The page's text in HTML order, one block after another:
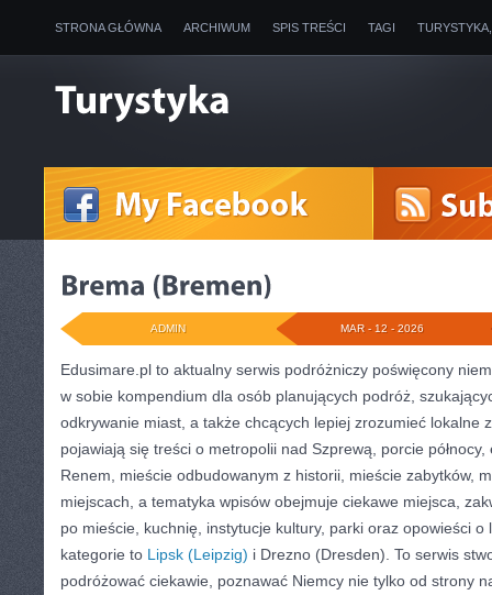
STRONA GŁÓWNA ARCHIWUM SPIS TREŚCI TAGI
MAR - 12 - 2026
ADMIN
Edusimare.pl to aktualny serwis podróżniczy poświęcony
w sobie kompendium dla osób planujących podróż,
odkrywanie miast, a także chcących lepiej zrozumieć lokalne
pojawiają się treści o metropolii nad Szprewą, porcie
Renem, mieście odbudowanym z historii, mieście zabytków,
miejscach, a tematyka wpisów obejmuje ciekawe miejsca,
po mieście, kuchnię, instytucje kultury, parki oraz opowieści o
kategorie to Lipsk (Leipzig) i Drezno (Dresden). To serwis
podróżować ciekawie, poznawać Niemcy nie tylko od strony